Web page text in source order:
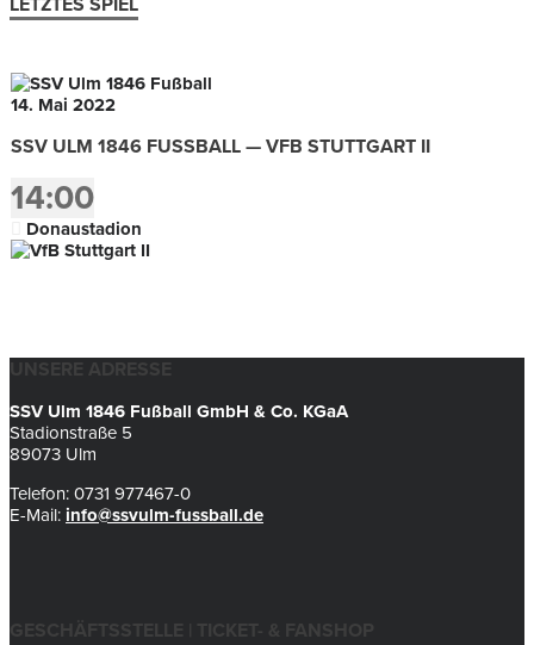
LETZTES SPIEL
14. Mai 2022
SSV ULM 1846 FUSSBALL — VFB STUTTGART II
14:00
Donaustadion
UNSERE ADRESSE
SSV Ulm 1846 Fußball GmbH & Co. KGaA
Stadionstraße 5
89073 Ulm
Telefon: 0731 977467-0
E-Mail: info@ssvulm-fussball.de
GESCHÄFTSSTELLE | TICKET- & FANSHOP